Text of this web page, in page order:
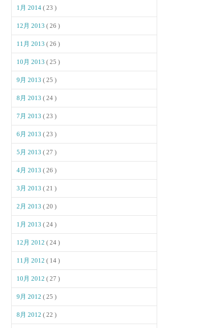
1月 2014( 23 )
12月 2013( 26 )
11月 2013( 26 )
10月 2013( 25 )
9月 2013( 25 )
8月 2013( 24 )
7月 2013( 23 )
6月 2013( 23 )
5月 2013( 27 )
4月 2013( 26 )
3月 2013( 21 )
2月 2013( 20 )
1月 2013( 24 )
12月 2012( 24 )
11月 2012( 14 )
10月 2012( 27 )
9月 2012( 25 )
8月 2012( 22 )